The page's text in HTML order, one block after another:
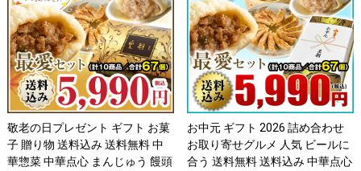
敬老の日プレゼント ギフト お菓
子 贈り物 送料込み 送料無料 中
華惣菜 中華点心 まんじゅう 饅頭
お中元 ギフト 2026 詰め合わせ
お取り寄せグルメ 人気 ビールに
合う 送料無料 送料込み 中華点心